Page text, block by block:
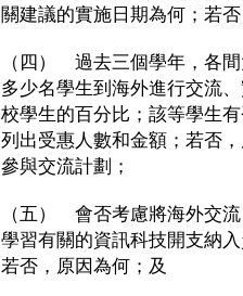
關建議的實施日期為何；若
（四） 過去三個學年，各
多少名學生到海外進行交流
校學生的百分比；該等學生
列出受惠人數和金額；若否
參與交流計劃；
（五） 會否考慮將海外交
學習有關的資訊科技開支納
若否，原因為何；及